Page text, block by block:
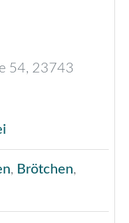
54, 23743
, Brötchen,